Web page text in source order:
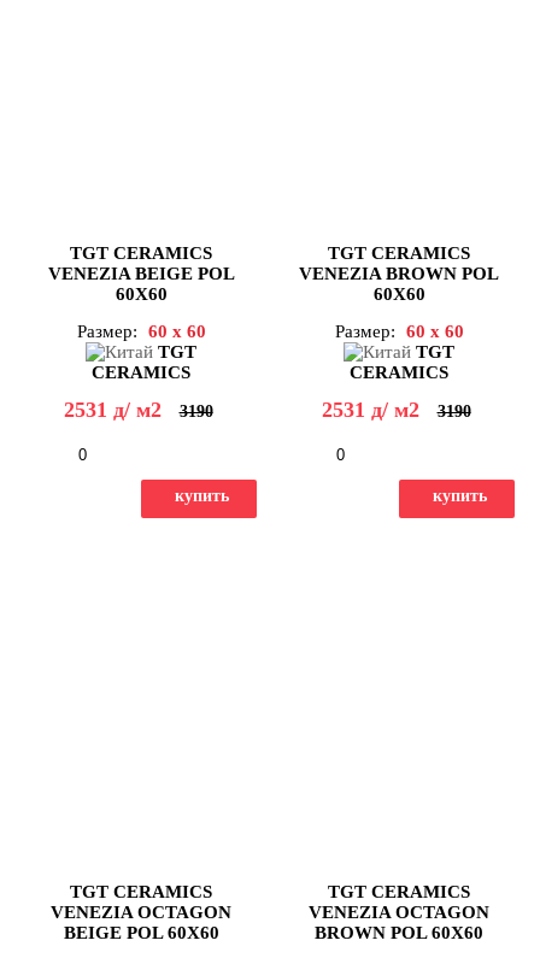
TGT CERAMICS
VENEZIA BEIGE POL
60X60
Размер:
60 x 60
TGT
CERAMICS
2531 д/ м2 3190
купить
TGT CERAMICS
VENEZIA BROWN POL
60X60
Размер:
60 x 60
TGT
CERAMICS
2531 д/ м2 3190
купить
TGT CERAMICS
VENEZIA OCTAGON
BEIGE POL 60X60
TGT CERAMICS
VENEZIA OCTAGON
BROWN POL 60X60